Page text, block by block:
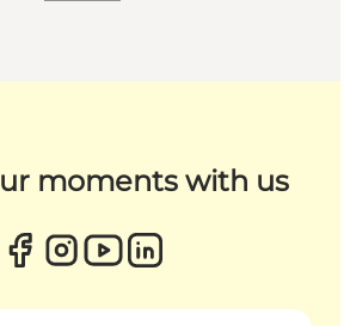
moments with us